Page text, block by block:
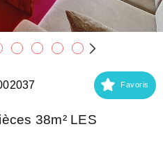
Favoris
38m² LES